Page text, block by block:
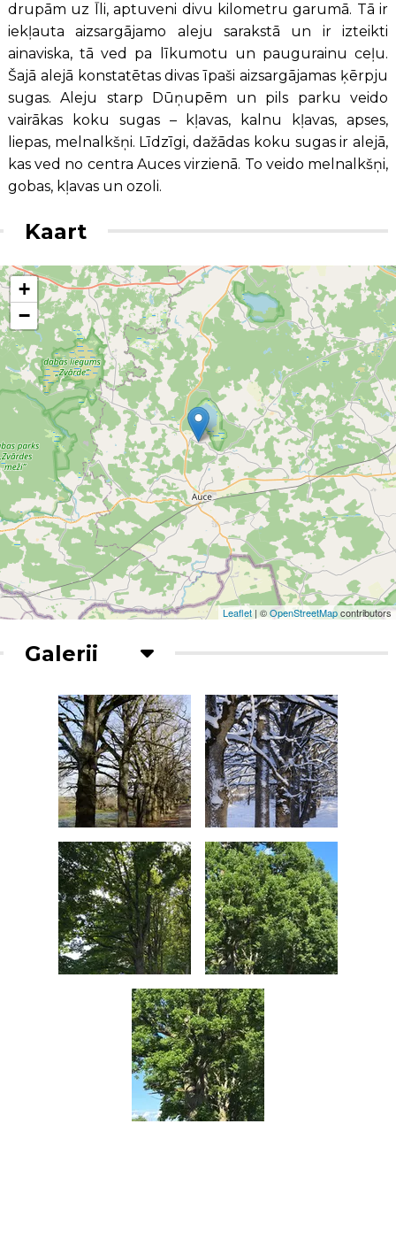
drupām uz Īli, aptuveni divu kilometru garumā. Tā ir
iekļauta aizsargājamo aleju sarakstā un ir izteikti
ainaviska, tā ved pa līkumotu un paugurainu ceļu.
Šajā alejā konstatētas divas īpaši aizsargājamas ķērpju
sugas. Aleju starp Dūņupēm un pils parku veido
vairākas koku sugas – kļavas, kalnu kļavas, apses,
liepas, melnalkšņi. Līdzīgi, dažādas koku sugas ir alejā,
kas ved no centra Auces virzienā. To veido melnalkšņi,
gobas, kļavas un ozoli.
Kaart
+
−
Leaflet | ©OpenStreetMapcontributors
Galerii